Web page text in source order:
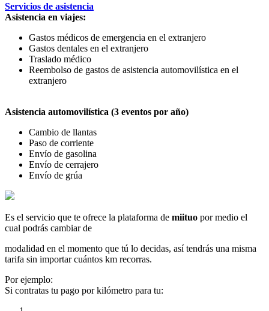
Servicios de asistencia
Asistencia en viajes:
Gastos médicos de emergencia en el extranjero
Gastos dentales en el extranjero
Traslado médico
Reembolso de gastos de asistencia automovilística en el
extranjero
Asistencia automovilística (3 eventos por año)
Cambio de llantas
Paso de corriente
Envío de gasolina
Envío de cerrajero
Envío de grúa
Es el servicio que te ofrece la plataforma de miituo por medio el
cual podrás cambiar de
modalidad en el momento que tú lo decidas, así tendrás una misma
tarifa sin importar cuántos km recorras.
Por ejemplo:
Si contratas tu pago por kilómetro para tu: